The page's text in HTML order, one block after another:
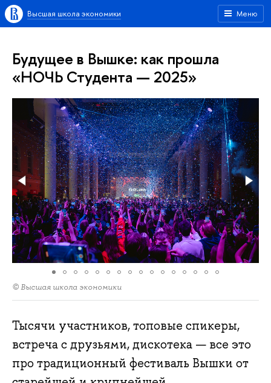
Меню
Высшая школа экономики
Будущее в Вышке: как прошла
«НОЧЬ Студента — 2025»
© Высшая школа экономики
Тысячи участников, топовые спикеры,
встреча с друзьями, дискотека — все это
про традиционный фестиваль Вышки от